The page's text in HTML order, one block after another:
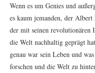
Wenn es um Genies und
es kaum jemanden, der
der mit seinen revolutionären
die Welt nachhaltig geprägt
genau war sein Leben und
forschen und die Welt zu